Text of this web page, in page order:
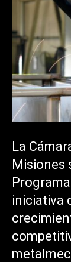
La
Misiones
iniciativa